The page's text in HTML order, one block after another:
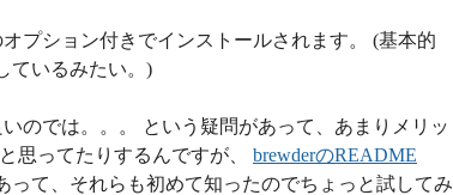
プション付きでインストールされます。 (基本的
ているみたい。)
のでは。。。 という疑問があって、あまりメリッ
思ってたりするんですが、 brewderのREADME
って、それらも初めて知ったのでちょっと試してみ